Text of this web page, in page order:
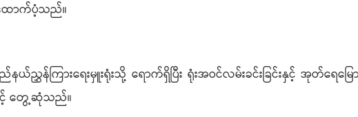
ောက်ပံ့သည်။
ည်နယ်ညွှန်ကြားရေးမှူးရုံးသို့ ရောက်ရှိပြီး ရုံးအဝင်လမ်းခင်းခြင်းနှင့် အုတ်ရေမြ
နှင့် တွေ့ဆုံသည်။